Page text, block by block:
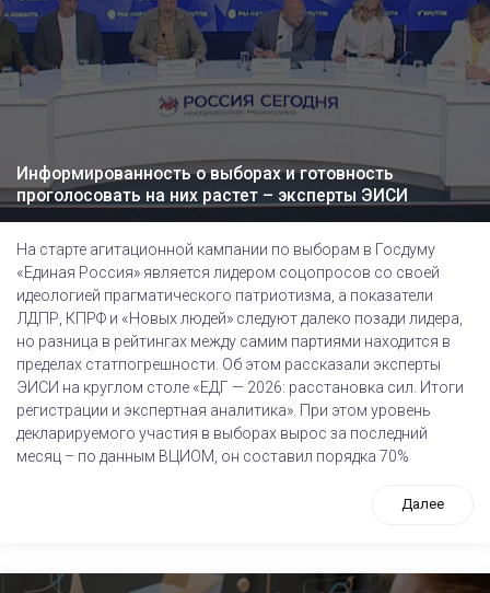
Информированность о выборах и готовность
проголосовать на них растет – эксперты ЭИСИ
На старте агитационной кампании по выборам в Госдуму
«Единая Россия» является лидером соцопросов со своей
идеологией прагматического патриотизма, а показатели
ЛДПР, КПРФ и «Новых людей» следуют далеко позади лидера,
но разница в рейтингах между самим партиями находится в
пределах статпогрешности. Об этом рассказали эксперты
ЭИСИ на круглом столе «ЕДГ — 2026: расстановка сил. Итоги
регистрации и экспертная аналитика». При этом уровень
декларируемого участия в выборах вырос за последний
месяц – по данным ВЦИОМ, он составил порядка 70%
Далее